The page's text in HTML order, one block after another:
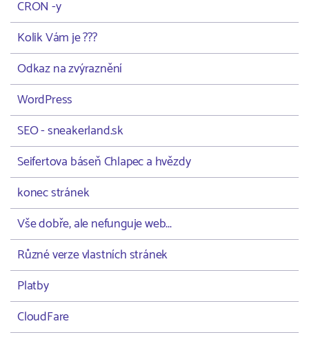
CRON -y
Kolik Vám je ???
Odkaz na zvýraznění
WordPress
SEO - sneakerland.sk
Seifertova báseň Chlapec a hvězdy
konec stránek
Vše dobře, ale nefunguje web...
Různé verze vlastních stránek
Platby
CloudFare